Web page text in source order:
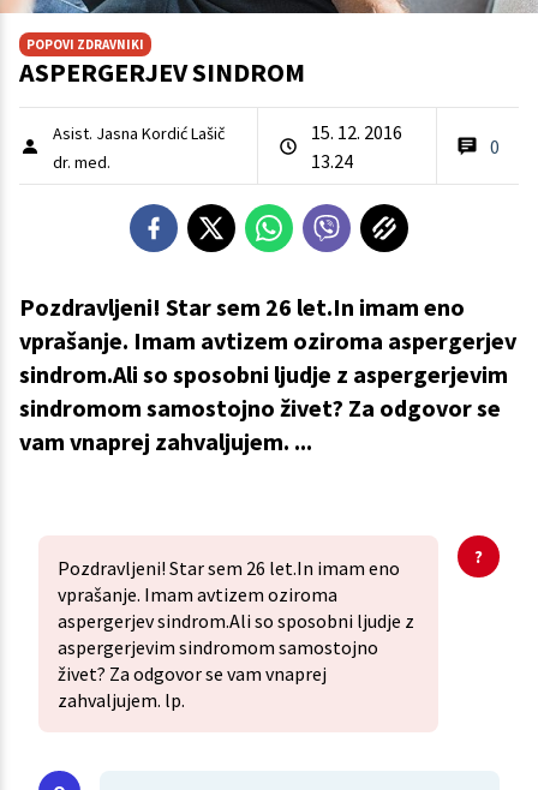
POPOVI ZDRAVNIKI
ASPERGERJEV SINDROM
Asist. Jasna Kordić Lašič
dr. med.
15. 12. 2016
13.24
0
Pozdravljeni! Star sem 26 let.In imam eno
vprašanje. Imam avtizem oziroma aspergerjev
sindrom.Ali so sposobni ljudje z aspergerjevim
sindromom samostojno živet? Za odgovor se
vam vnaprej zahvaljujem. ...
Pozdravljeni! Star sem 26 let.In imam eno
vprašanje. Imam avtizem oziroma
aspergerjev sindrom.Ali so sposobni ljudje z
aspergerjevim sindromom samostojno
živet? Za odgovor se vam vnaprej
zahvaljujem. lp.